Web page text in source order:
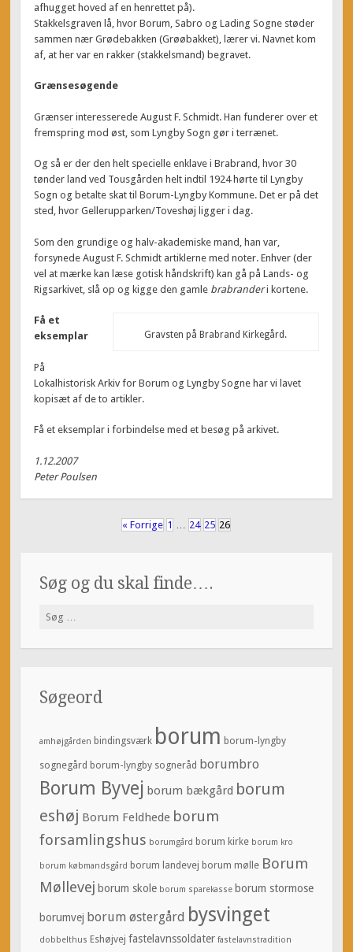
afhugget hoved af en henrettet på).
Stakkelsgraven lå, hvor Borum, Sabro og Lading Sogne støder
sammen nær Grødebakken (Grøøbakket), lærer vi. Navnet kom
af, at her var en rakker (stakkelsmand) begravet.
Grænsesøgende
Grænser interesserede August F. Schmidt. Han funderer over et
fremspring mod øst, som Lyngby Sogn gør i terrænet.
Og så er der den helt specielle enklave i Brabrand, hvor 30
tønder land ved Tousgården helt indtil 1924 hørte til Lyngby
Sogn og betalte skat til Borum-Lyngby Kommune. Det er på det
sted, hvor Gellerupparken/Toveshøj ligger i dag.
Som den grundige og halv-akademiske mand, han var,
forsynede August F. Schmidt artiklerne med noter. Enhver (der
vel at mærke kan læse gotisk håndskrift) kan gå på Lands- og
Rigsarkivet, slå op og kigge den gamle brabranderi kortene.
Gravsten på Brabrand Kirkegård.
Få et
eksemplar
På
Lokalhistorisk Arkiv for Borum og Lyngby Sogne har vi lavet
kopisæt af de to artikler.
Få et eksemplar i forbindelse med et besøg på arkivet.
1.12.2007
Peter Poulsen
« Forrige 1 … 24 25 26
Søg og du skal finde….
Søg
Søgeord
amhøjgården bindingsværk borum borum-lyngby
sognegård borum-lyngby sogneråd borumbro
Borum Byvej borum bækgård borum
eshøj Borum Feldhede borum
forsamlingshus borumgård borum kirke borum kro
borum købmandsgård borum landevej borum mølle Borum
Møllevej borum skole borum sparekasse borum stormose
borumvej borum østergård bysvinget
dobbelthus Eshøjvej fastelavnssoldater fastelavnstradition